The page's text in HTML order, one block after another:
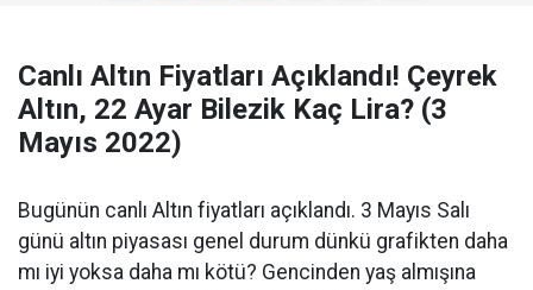
Canlı Altın Fiyatları Açıklandı! Çeyrek
Altın, 22 Ayar Bilezik Kaç Lira? (3
Mayıs 2022)
Bugünün canlı Altın fiyatları açıklandı. 3 Mayıs Salı
günü altın piyasası genel durum dünkü grafikten daha
mı iyi yoksa daha mı kötü? Gencinden yaş almışına